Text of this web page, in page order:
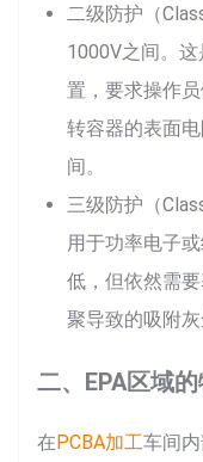
二级防护（
1000V之间。
置，要求操作
转容器的表面
间。
三级防护（
用于功率电子
低，但依然需
聚导致的吸附灰
二、EPA区域
在PCBA加工车间